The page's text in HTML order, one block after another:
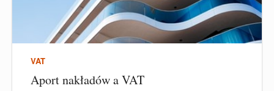
VAT
Aport nakładów a VAT